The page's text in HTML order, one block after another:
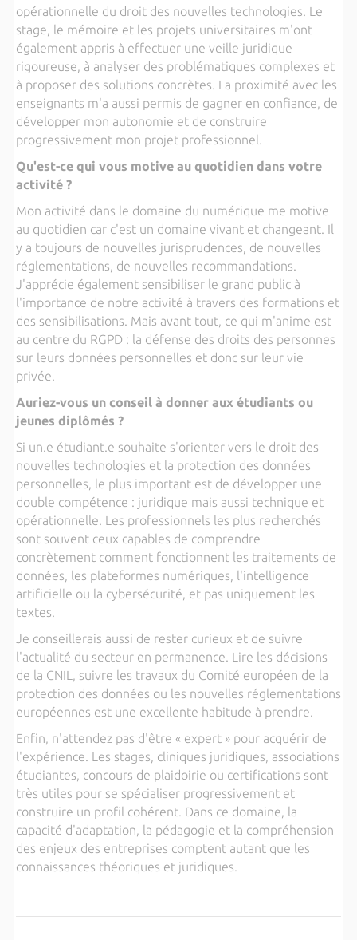
opérationnelle du droit des nouvelles technologies. Le
stage, le mémoire et les projets universitaires m'ont
également appris à effectuer une veille juridique
rigoureuse, à analyser des problématiques complexes et
à proposer des solutions concrètes. La proximité avec les
enseignants m'a aussi permis de gagner en confiance, de
développer mon autonomie et de construire
progressivement mon projet professionnel.
Qu'est-ce qui vous motive au quotidien dans votre
activité ?
Mon activité dans le domaine du numérique me motive
au quotidien car c'est un domaine vivant et changeant. Il
y a toujours de nouvelles jurisprudences, de nouvelles
réglementations, de nouvelles recommandations.
J'apprécie également sensibiliser le grand public à
l'importance de notre activité à travers des formations et
des sensibilisations. Mais avant tout, ce qui m'anime est
au centre du RGPD : la défense des droits des personnes
sur leurs données personnelles et donc sur leur vie
privée.
Auriez-vous un conseil à donner aux étudiants ou
jeunes diplômés ?
Si un.e étudiant.e souhaite s'orienter vers le droit des
nouvelles technologies et la protection des données
personnelles, le plus important est de développer une
double compétence : juridique mais aussi technique et
opérationnelle. Les professionnels les plus recherchés
sont souvent ceux capables de comprendre
concrètement comment fonctionnent les traitements de
données, les plateformes numériques, l'intelligence
artificielle ou la cybersécurité, et pas uniquement les
textes.
Je conseillerais aussi de rester curieux et de suivre
l'actualité du secteur en permanence. Lire les décisions
de la CNIL, suivre les travaux du Comité européen de la
protection des données ou les nouvelles réglementations
européennes est une excellente habitude à prendre.
Enfin, n'attendez pas d'être « expert » pour acquérir de
l'expérience. Les stages, cliniques juridiques, associations
étudiantes, concours de plaidoirie ou certifications sont
très utiles pour se spécialiser progressivement et
construire un profil cohérent. Dans ce domaine, la
capacité d'adaptation, la pédagogie et la compréhension
des enjeux des entreprises comptent autant que les
connaissances théoriques et juridiques.